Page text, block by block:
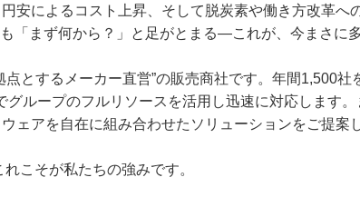
安によるコスト上昇、そして脱炭素や働き方改革へ
「まず何から？」と足がとまる—これが、今まさに
とするメーカー直営”の販売商社です。年間1,500
グループのフルリソースを活用し迅速に対応します
ェアを自在に組み合わせたソリューションをご提案
れこそが私たちの強みです。